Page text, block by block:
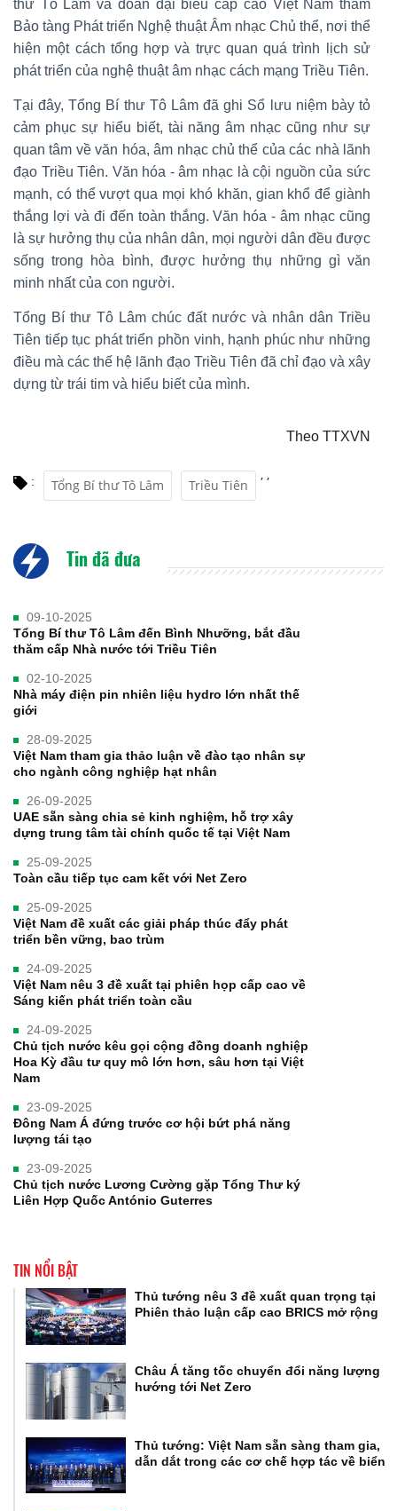
thư Tô Lâm và đoàn đại biểu cấp cao Việt Nam thăm
Bảo tàng Phát triển Nghệ thuật Âm nhạc Chủ thể, nơi thể
hiện một cách tổng hợp và trực quan quá trình lịch sử
phát triển của nghệ thuật âm nhạc cách mạng Triều Tiên.
Tại đây, Tổng Bí thư Tô Lâm đã ghi Sổ lưu niệm bày tỏ
cảm phục sự hiểu biết, tài năng âm nhạc cũng như sự
quan tâm về văn hóa, âm nhạc chủ thể của các nhà lãnh
đạo Triều Tiên. Văn hóa - âm nhạc là cội nguồn của sức
mạnh, có thể vượt qua mọi khó khăn, gian khổ để giành
thắng lợi và đi đến toàn thắng. Văn hóa - âm nhạc cũng
là sự hưởng thụ của nhân dân, mọi người dân đều được
sống trong hòa bình, được hưởng thụ những gì văn
minh nhất của con người.
Tổng Bí thư Tô Lâm chúc đất nước và nhân dân Triều
Tiên tiếp tục phát triển phồn vinh, hạnh phúc như những
điều mà các thế hệ lãnh đạo Triều Tiên đã chỉ đạo và xây
dựng từ trái tim và hiểu biết của mình.
Theo TTXVN
: Tổng Bí thư Tô Lâm
,
Triều Tiên
,
Tin đã đưa
09-10-2025
Tổng Bí thư Tô Lâm đến Bình Nhưỡng, bắt đầu
thăm cấp Nhà nước tới Triều Tiên
02-10-2025
Nhà máy điện pin nhiên liệu hydro lớn nhất thế
giới
28-09-2025
Việt Nam tham gia thảo luận về đào tạo nhân sự
cho ngành công nghiệp hạt nhân
26-09-2025
UAE sẵn sàng chia sẻ kinh nghiệm, hỗ trợ xây
dựng trung tâm tài chính quốc tế tại Việt Nam
25-09-2025
Toàn cầu tiếp tục cam kết với Net Zero
25-09-2025
Việt Nam đề xuất các giải pháp thúc đẩy phát
triển bền vững, bao trùm
24-09-2025
Việt Nam nêu 3 đề xuất tại phiên họp cấp cao về
Sáng kiến phát triển toàn cầu
24-09-2025
Chủ tịch nước kêu gọi cộng đồng doanh nghiệp
Hoa Kỳ đầu tư quy mô lớn hơn, sâu hơn tại Việt
Nam
23-09-2025
Đông Nam Á đứng trước cơ hội bứt phá năng
lượng tái tạo
23-09-2025
Chủ tịch nước Lương Cường gặp Tổng Thư ký
Liên Hợp Quốc António Guterres
TIN NỔI BẬT
Thủ tướng nêu 3 đề xuất quan trọng tại
Phiên thảo luận cấp cao BRICS mở rộng
Châu Á tăng tốc chuyển đổi năng lượng
hướng tới Net Zero
Thủ tướng: Việt Nam sẵn sàng tham gia,
dẫn dắt trong các cơ chế hợp tác về biển